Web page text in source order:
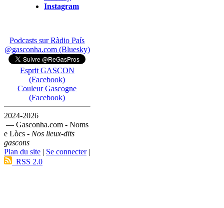
Instagram
Podcasts sur Ràdio País
@gasconha.com (Bluesky)
Esprit GASCON
(Facebook)
Couleur Gascogne
(Facebook)
2024-2026
— Gasconha.com - Noms
e Lòcs - Nos lieux-dits
gascons
Plan du site | Se connecter|
RSS 2.0